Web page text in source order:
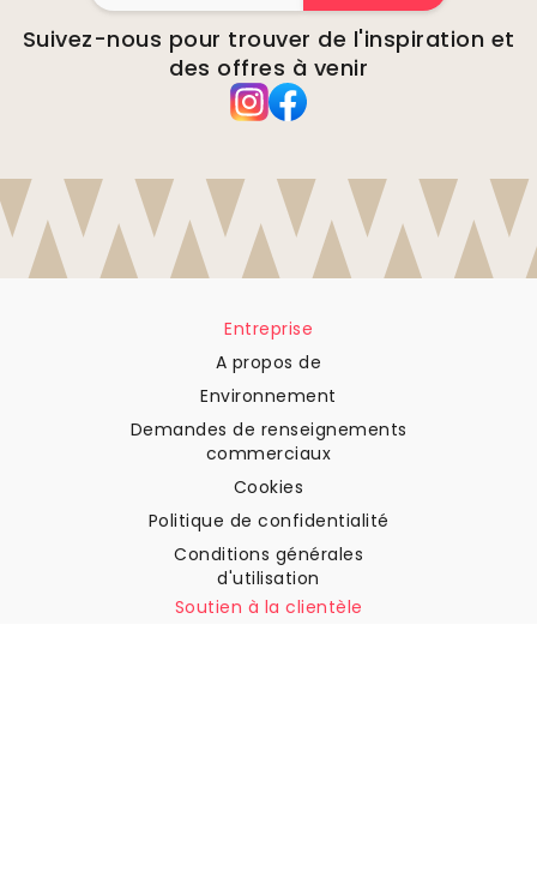
Suivez-nous pour trouver de l'inspiration et
des offres à venir
Entreprise
A propos de
Environnement
Demandes de renseignements
commerciaux
Cookies
Politique de confidentialité
Conditions générales
d'utilisation
Soutien à la clientèle